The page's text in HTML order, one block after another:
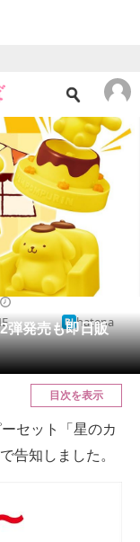
弾発売も即日販
hatena
目次を表示
セット「星のカ
告知しました。